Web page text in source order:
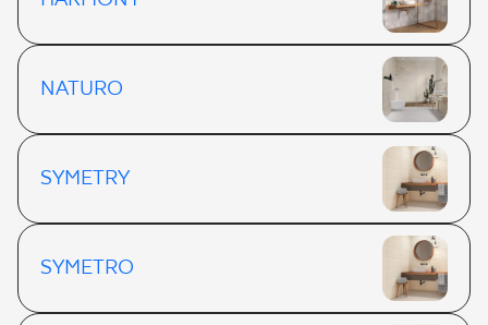
NATURO
SYMETRY
SYMETRO